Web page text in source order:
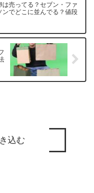
は売ってる？セブン・ファ
ンでどこに並んでる？値段
込む